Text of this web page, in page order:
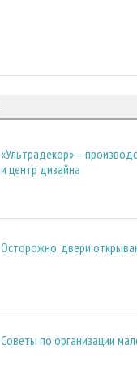
«Ультрадекор» –
и центр дизайна
Осторожно, двери
Советы по организации